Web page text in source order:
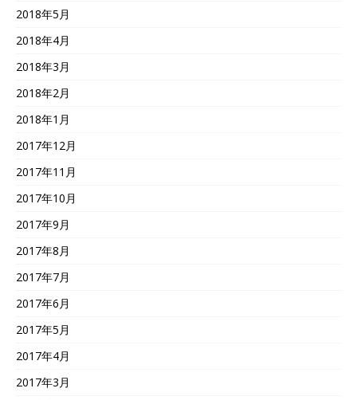
2018年5月
2018年4月
2018年3月
2018年2月
2018年1月
2017年12月
2017年11月
2017年10月
2017年9月
2017年8月
2017年7月
2017年6月
2017年5月
2017年4月
2017年3月